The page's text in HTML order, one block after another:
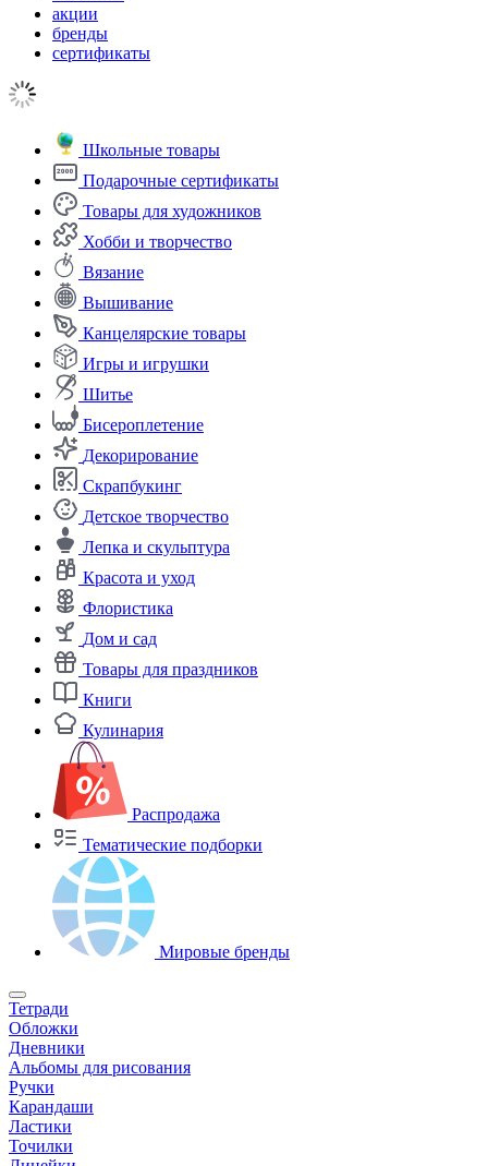
акции
бренды
сертификаты
Школьные товары
Подарочные сертификаты
Товары для художников
Хобби и творчество
Вязание
Вышивание
Канцелярские товары
Игры и игрушки
Шитье
Бисероплетение
Декорирование
Скрапбукинг
Детское творчество
Лепка и скульптура
Красота и уход
Флористика
Дом и сад
Товары для праздников
Книги
Кулинария
Распродажа
Тематические подборки
Мировые бренды
Тетради
Обложки
Дневники
Альбомы для рисования
Ручки
Карандаши
Ластики
Точилки